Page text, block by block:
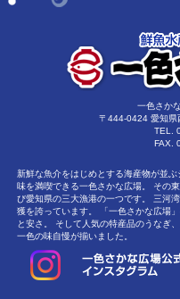
一色さか
〒444-0424 愛知県
TEL.
FAX.
新鮮な魚介をはじめとする海産物が並
味を満喫できる一色さかな広場。 その
び愛知県の三大漁港の一つです。 三河
獲を誇っています。 「一色さかな広場
と安さ。 そして人気の特産品のうなぎ
一色の味自慢が揃いました。